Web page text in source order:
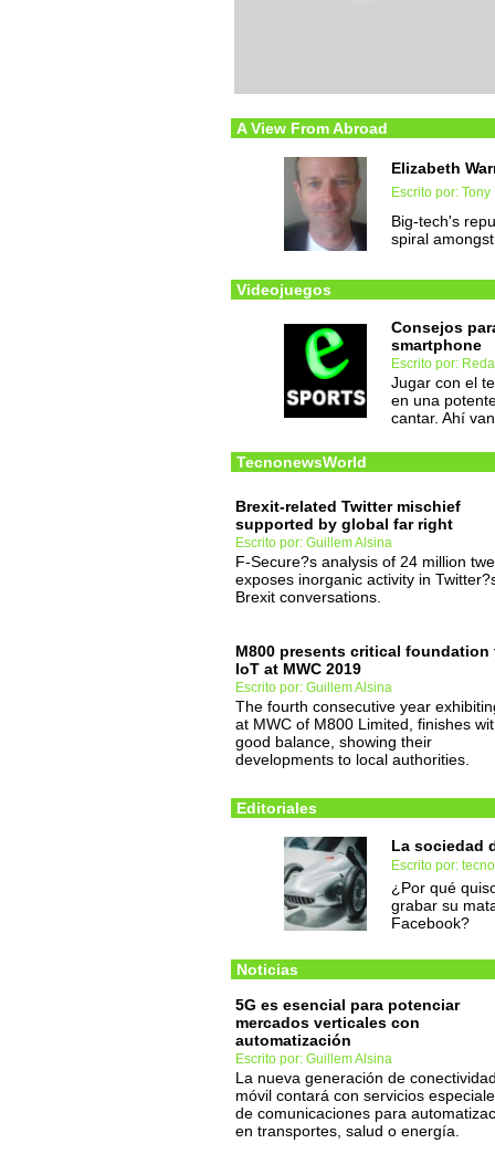
A View From Abroad
Elizabeth
Escrito por:
Big-tech's
spiral
Videojuegos
Consejos
smartphone
Escrito por:
Jugar con el
en una
cantar. Ahí
TecnonewsWorld
Brexit-related Twitter mischief
supported by global far right
Escrito por: Guillem Alsina
F-Secure?s analysis of 24 million
exposes inorganic activity in
Brexit conversations.
M800 presents critical foundation
IoT at MWC 2019
Escrito por: Guillem Alsina
The fourth consecutive year
at MWC of M800 Limited, finishes
good balance, showing their
developments to local authorities.
Editoriales
La sociedad
Escrito por:
¿Por qué
grabar su
Facebook?
Noticias
5G es esencial para potenciar
mercados verticales con
automatización
Escrito por: Guillem Alsina
La nueva generación de
móvil contará con servicios
de comunicaciones para
en transportes, salud o energía.